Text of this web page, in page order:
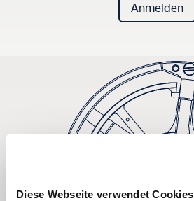
Diese Webseite verwendet Cookies
Anmelden